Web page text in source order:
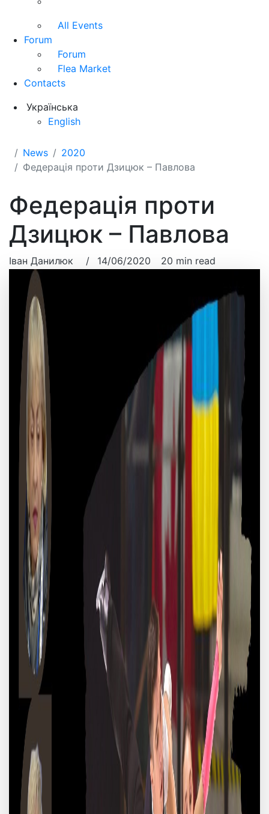
All Events
Forum
Forum
Flea Market
Contacts
Українська
English
News
2020
Федерація проти Дзицюк – Павлова
Федерація проти
Дзицюк – Павлова
Іван Данилюк / 14/06/2020 20 min read